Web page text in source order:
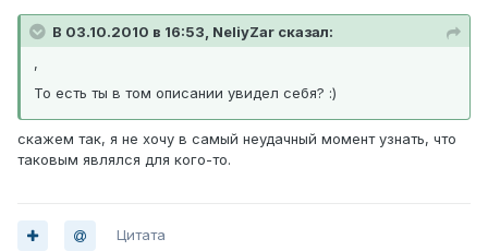
В 03.10.2010 в 16:53, NeliyZar сказал:
,
То есть ты в том описании увидел себя? :)
скажем так, я не хочу в самый неудачный момент узнать, что
таковым являлся для кого-то.
Цитата